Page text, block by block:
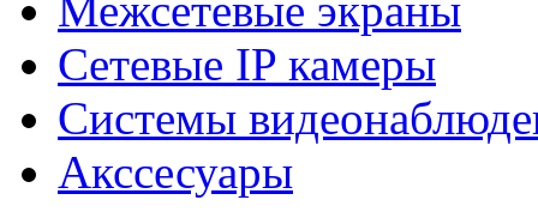
Сетевые IP камеры
Системы
Акссесуары